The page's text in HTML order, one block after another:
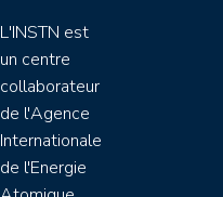
L'INSTN est
un centre
collaborateur
de l'Agence
Internationale
de l'Energie